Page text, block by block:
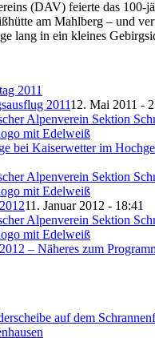
(DAV) feierte das 100-
am Mahlberg – und
lang in ein kleines
201112. Mai 2011 -
bei Kaiserwetter im
11. Januar 2012 - 18:41
– Näheres zum